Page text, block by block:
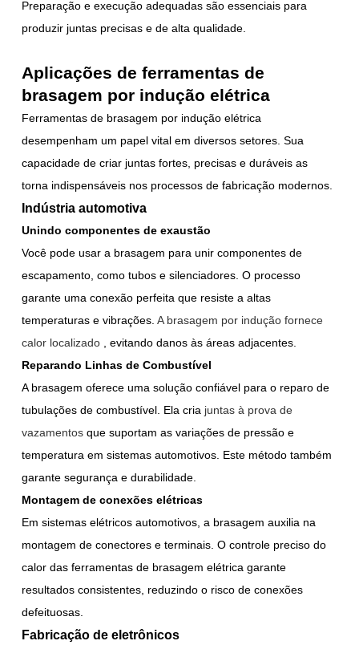
Preparação e execução adequadas são essenciais para
produzir juntas precisas e de alta qualidade.
Aplicações de ferramentas de
brasagem por indução elétrica
Ferramentas de brasagem por indução elétrica
desempenham um papel vital em diversos setores. Sua
capacidade de criar juntas fortes, precisas e duráveis as
torna indispensáveis nos processos de fabricação modernos.
Indústria automotiva
Unindo componentes de exaustão
Você pode usar a brasagem para unir componentes de
escapamento, como tubos e silenciadores. O processo
garante uma conexão perfeita que resiste a altas
temperaturas e vibrações. A brasagem por indução fornece
calor localizado
, evitando danos às áreas adjacentes.
Reparando Linhas de Combustível
A brasagem oferece uma solução confiável para o reparo de
tubulações de combustível. Ela cria juntas à prova de
vazamentos que suportam as variações de pressão e
temperatura em sistemas automotivos. Este método também
garante segurança e durabilidade.
Montagem de conexões elétricas
Em sistemas elétricos automotivos, a brasagem auxilia na
montagem de conectores e terminais. O controle preciso do
calor das ferramentas de brasagem elétrica garante
resultados consistentes, reduzindo o risco de conexões
defeituosas.
Fabricação de eletrônicos